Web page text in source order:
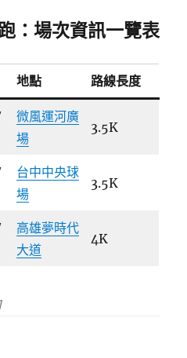
：場次資訊一覽表
地點 路線長度
微風運河廣
場
3.5K
台中中央球
場
3.5K
高雄夢時代
大道
4K